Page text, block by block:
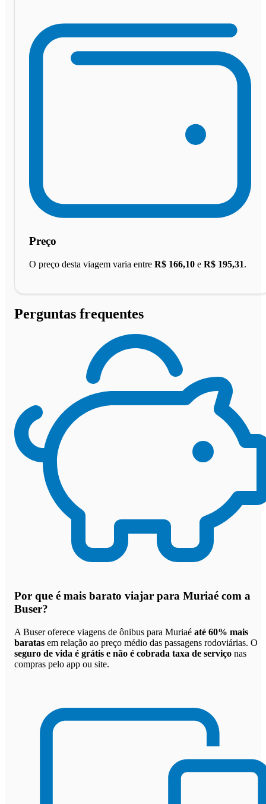
Preço
O preço desta viagem varia entre R$ 166,10 e R$ 195,31.
Perguntas frequentes
Por que é mais barato viajar para Muriaé com a
Buser?
A Buser oferece viagens de ônibus para Muriaé até 60% mais
baratas em relação ao preço médio das passagens rodoviárias. O
seguro de vida é grátis e não é cobrada taxa de serviço nas
compras pelo app ou site.